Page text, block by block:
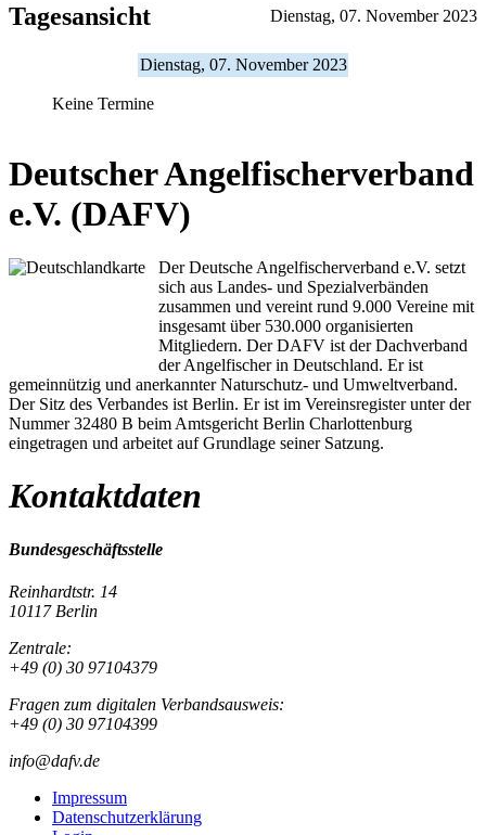
Tagesansicht Dienstag, 07. November 2023
Dienstag, 07. November 2023
Keine Termine
Deutscher Angelfischerverband
e.V. (DAFV)
Der Deutsche Angelfischerverband e.V. setzt
sich aus Landes- und Spezialverbänden
zusammen und vereint rund 9.000 Vereine mit
insgesamt über 530.000 organisierten
Mitgliedern. Der DAFV ist der Dachverband
der Angelfischer in Deutschland. Er ist
gemeinnützig und anerkannter Naturschutz- und Umweltverband.
Der Sitz des Verbandes ist Berlin. Er ist im Vereinsregister unter der
Nummer 32480 B beim Amtsgericht Berlin Charlottenburg
eingetragen und arbeitet auf Grundlage seiner Satzung.
Kontaktdaten
Bundesgeschäftsstelle
Reinhardtstr. 14
10117 Berlin
Zentrale:
+49 (0) 30 97104379
Fragen zum digitalen Verbandsausweis:
+49 (0) 30 97104399
info@dafv.de
Impressum
Datenschutzerklärung